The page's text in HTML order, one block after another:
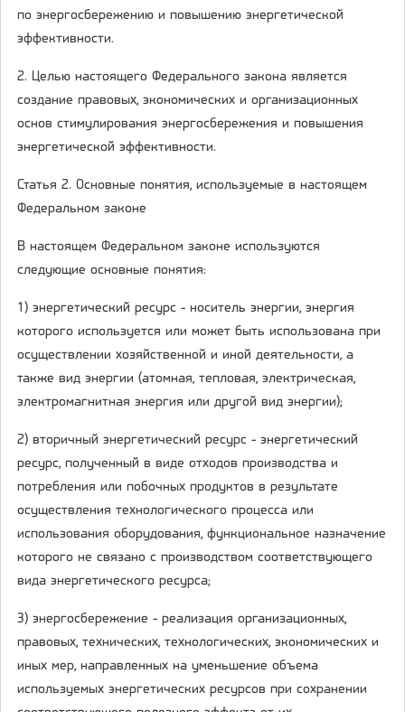
по энергосбережению и повышению энергетической
эффективности.
2. Целью настоящего Федерального закона является
создание правовых, экономических и организационных
основ стимулирования энергосбережения и повышения
энергетической эффективности.
Статья 2. Основные понятия, используемые в настоящем
Федеральном законе
В настоящем Федеральном законе используются
следующие основные понятия:
1) энергетический ресурс - носитель энергии, энергия
которого используется или может быть использована при
осуществлении хозяйственной и иной деятельности, а
также вид энергии (атомная, тепловая, электрическая,
электромагнитная энергия или другой вид энергии);
2) вторичный энергетический ресурс - энергетический
ресурс, полученный в виде отходов производства и
потребления или побочных продуктов в результате
осуществления технологического процесса или
использования оборудования, функциональное назначение
которого не связано с производством соответствующего
вида энергетического ресурса;
3) энергосбережение - реализация организационных,
правовых, технических, технологических, экономических и
иных мер, направленных на уменьшение объема
используемых энергетических ресурсов при сохранении